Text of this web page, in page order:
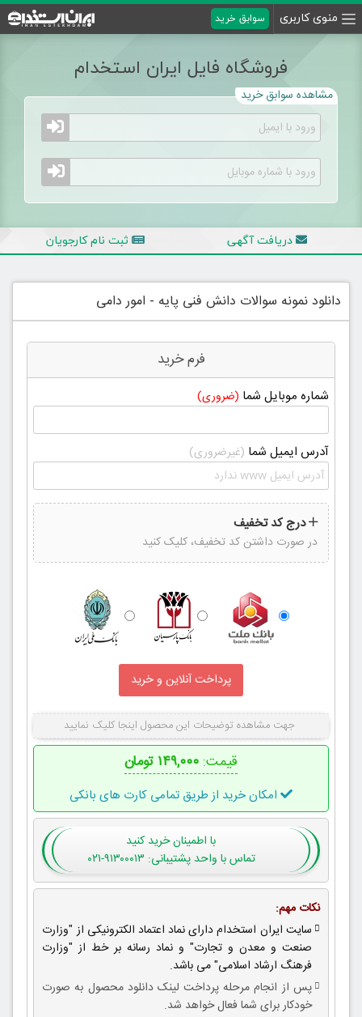
منوی کاربری سوابق خرید
فروشگاه فایل ایران استخدام
مشاهده سوابق خرید
دریافت آگهی ثبت نام کارجویان
دانلود نمونه سوالات دانش فنی پایه - امور دامی
فرم خرید
شماره موبایل شما (ضروری)
آدرس ایمیل شما (غیرضروری)
درج کد تخفیف
در صورت داشتن کد تخفیف، کلیک کنید
جهت مشاهده توضیحات این محصول اینجا کلیک نمایید
قیمت: ۱۴۹,۰۰۰ تومان
امکان خرید از طریق تمامی کارت های بانکی
با اطمینانخرید کنید
تماس با واحد پشتیبانی: ۹۱۳۰۰۰۱۳-۰۲۱
نکات مهم:
سایت ایران استخدام دارای نماد اعتماد الکترونیکی از "وزارت
صنعت و معدن و تجارت" و نماد رسانه بر خط از "وزارت
فرهنگ ارشاد اسلامی" می باشد.
پس از انجام مرحله پرداخت لینک دانلود محصول به صورت
خودکار برای شما فعال خواهد شد.